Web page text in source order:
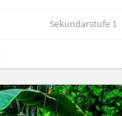
Sekundarstufe 1